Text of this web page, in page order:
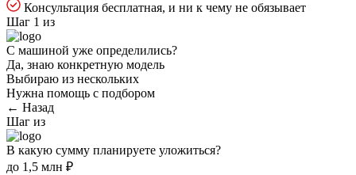
Консультация бесплатная, и ни к чему не обязывает
Шаг 1 из
С машиной уже определились?
Да, знаю конкретную модель
Выбираю из нескольких
Нужна помощь с подбором
← Назад
Шаг из
В какую сумму планируете уложиться?
до 1,5 млн ₽